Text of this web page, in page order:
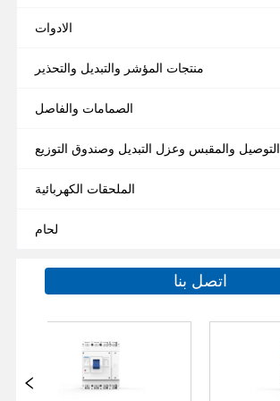
الادوات
منتجات المؤشر والتبديل والتحذير
الصمامات والفاصل
التوصيل والمقبس وعزل التبديل وصندوق التوزيع
الملحقات الكهربائية
لحام
اتصل بنا